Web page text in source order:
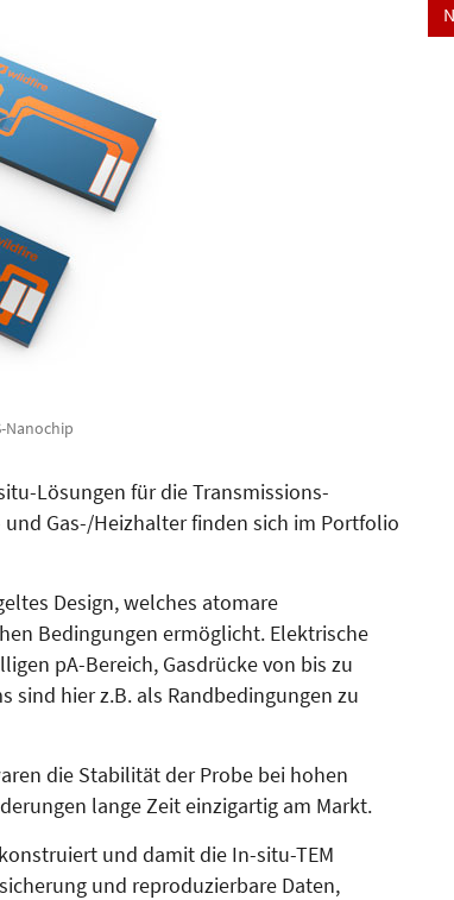
Nanochip
Lösungen für die Transmissions­
Gas-/Heizhalter finden sich im Portfolio
Design, welches atomare
Bedingungen ermöglicht. Elektrische
pA-Bereich, Gasdrücke von bis zu
sind hier z.B. als Randbedingungen zu
die Sta­bi­lität der Probe bei hohen
lange Zeit einzigar­tig am Markt.
und damit die In-situ-TEM
und reproduzierbare Da­ten,